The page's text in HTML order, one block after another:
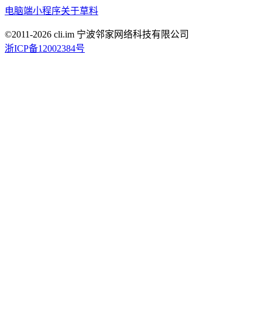
电脑端小程序关于草料
©2011-2026 cli.im 宁波邻家网络科技有限公司
浙ICP备12002384号